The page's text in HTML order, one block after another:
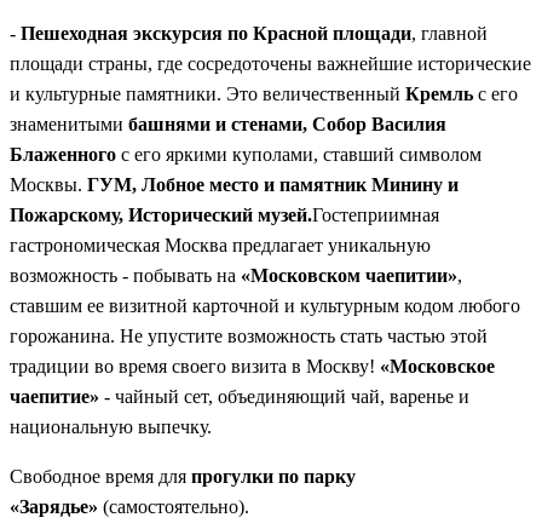
- Пешеходная экскурсия по Красной площади, главной
площади страны, где сосредоточены важнейшие исторические
и культурные памятники. Это величественный Кремль с его
знаменитыми башнями и стенами, Собор Василия
Блаженного с его яркими куполами, ставший символом
Москвы. ГУМ, Лобное место и памятник Минину и
Пожарскому, Исторический музей.Гостеприимная
гастрономическая Москва предлагает уникальную
возможность - побывать на «Московском чаепитии»,
ставшим ее визитной карточной и культурным кодом любого
горожанина. Не упустите возможность стать частью этой
традиции во время своего визита в Москву! «Московское
чаепитие» - чайный сет, объединяющий чай, варенье и
национальную выпечку.
Свободное время для прогулки по парку
«Зарядье» (самостоятельно).